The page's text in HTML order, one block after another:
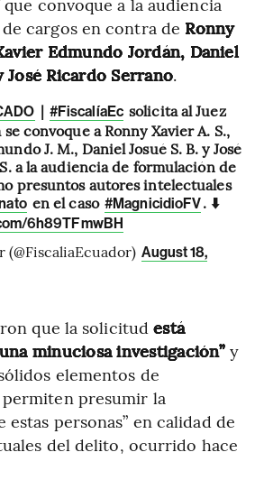
cargos en contra de Ronny
Edmundo Jordán, Daniel
José Ricardo Serrano.
| #FiscalíaEc solicita al Juez
se convoque a Ronny Xavier A. S.,
J. M., Daniel Josué S. B. y José
a la audiencia de formulación de
presuntos autores intelectuales
en el caso #MagnicidioFV. ⬇️
6h89TFmwBH
(@FiscaliaEcuador) August 18,
que la solicitudestá
minuciosa investigación”y
elementos de
presumir la
personas” en calidad de
del delito, ocurrido hace